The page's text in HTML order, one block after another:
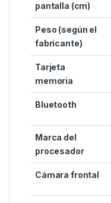
pantalla (cm)
Peso (según el
fabricante)
Tarjeta
memoria
Bluetooth
Marca del
procesador
Cámara frontal